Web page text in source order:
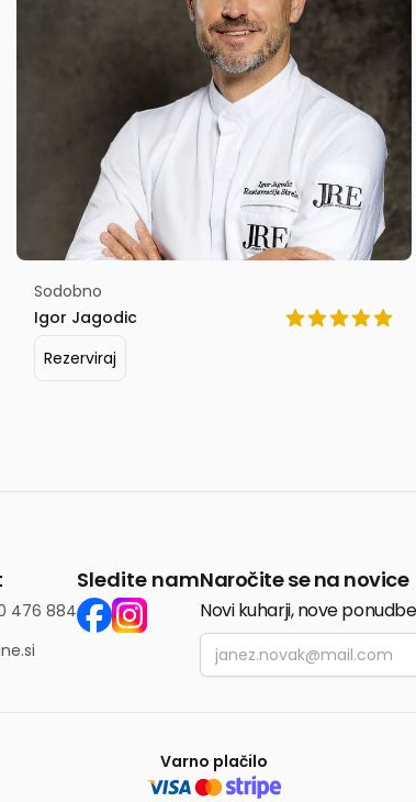
Sodobno
Igor Jagodic
Rezerviraj
476 884
Sledite namNaročite se na novice
Novi kuharji, nove
Email
Varno plačilo